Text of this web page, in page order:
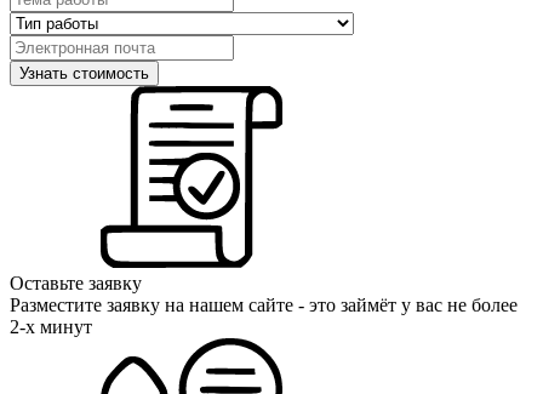
Оставьте заявку
Разместите заявку на нашем сайте - это займёт у вас не более
2-х минут